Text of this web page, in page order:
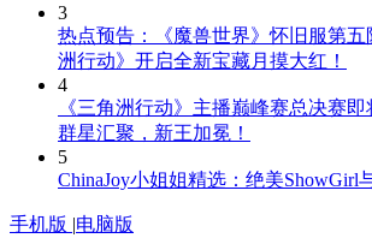
3
热点预告：《魔兽世界》怀旧服第五
洲行动》开启全新宝藏月摸大红！
4
《三角洲行动》主播巅峰赛总决赛即
群星汇聚，新王加冕！
5
ChinaJoy小姐姐精选：绝美ShowGirl
手机版 |电脑版